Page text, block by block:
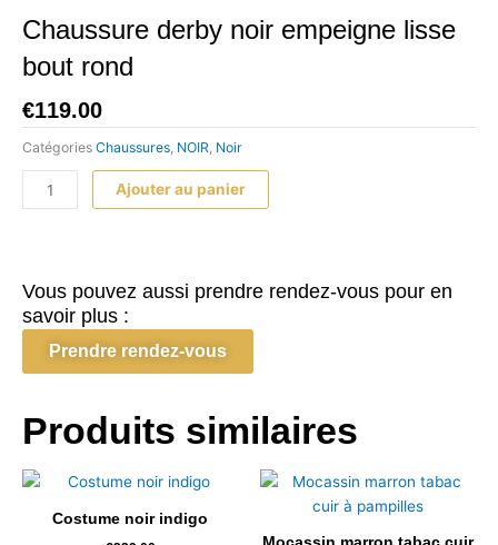
Chaussure derby noir empeigne lisse
bout rond
€119.00
Catégories Chaussures NOIR Noir
quantité
de
empeigne
lisse
bout
rond
Ajouter au panier
Vous pouvez aussi prendre rendez-vous pour en
savoir plus :
Prendre rendez-vous
Produits similaires
Costume noir indigo